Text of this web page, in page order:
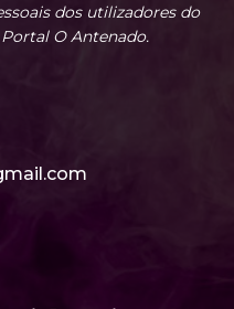
dos utilizadores do
O Antenado.